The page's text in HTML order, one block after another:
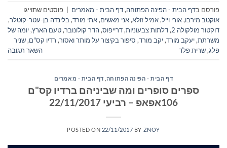
פורסם בדף הבית - הפינה הפתוחה,דף הבית - מאמרים
פוסטים שתוייגו
אוקטב מירבו,אורי וייל,אמיל זולא,אני מאשים,אתי מורד,בלינדה בן-עטר-קוטלר,
דוקטור מולקולה 2
,דלתות צבעוניות,דרייפוס,הדר קולונובר,טעם הארץ,יומה של
משרתת,יעקב מורד,יקב מורד, סיפור בקיצור על מותר ואסור, רדיו קס"ם,שניר
פלג,שרית פלד השאר תגובה
דף הבית - הפינה הפתוחה דף הבית - מאמרים
ספרים סופרים ומה שביניהם ברדיו קס"ם
106אפאפ – רביעי 22/11/2017
POSTED ON 22/11/2017 BY ZNOY